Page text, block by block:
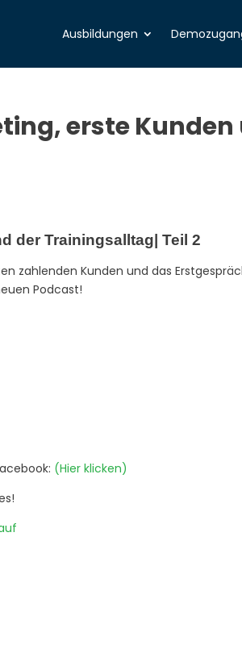
Ausbildungen
erste Kunden
der Trainingsalltag| Teil 2
zahlenden Kunden und das
Podcast!
(Hier klicken)